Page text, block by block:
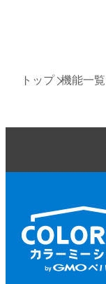
トップ 機能一覧